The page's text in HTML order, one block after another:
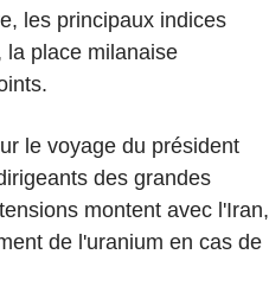
les principaux indices
la place milanaise
le voyage du président
des grandes
montent avec l'Iran,
de l'uranium en cas de